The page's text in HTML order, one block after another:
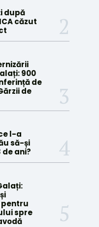
după
căzut
900
de
de
l-a
să-și
ani?
spre